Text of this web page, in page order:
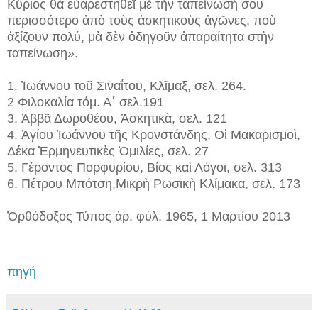
Κύριος θὰ εὐαρεστηθεῖ μὲ τὴν ταπείνωσή σου
περισσότερο ἀπὸ τοὺς ἀσκητικοὺς ἀγῶνες, ποὺ
ἀξίζουν πολύ, μὰ δὲν ὁδηγοῦν ἀπαραίτητα στὴν
ταπείνωση».
1. Ἰωάννου τοῦ Σιναΐτου, Κλῖμαξ, σελ. 264.
2 Φιλοκαλία τόμ. Α΄ σελ.191
3. Ἀββᾶ Δωροθέου, Ἀσκητικὰ, σελ. 121
4. Ἁγίου Ἰωάννου τῆς Κρονστάνδης, Οἱ Μακαρισμοὶ,
Δέκα Ἑρμηνευτικὲς Ὁμιλίες, σελ. 27
5. Γέροντος Πορφυρίου, Βίος καὶ Λόγοι, σελ. 313
6. Πέτρου Μπότση,Μικρὴ Ρωσικὴ Κλίμακα, σελ. 173
Ὀρθόδοξος Τύπος ἀρ. φύλ. 1965, 1 Μαρτίου 2013
πηγή